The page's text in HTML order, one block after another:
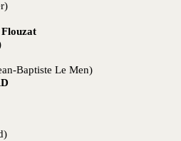
Baptiste Le Men)